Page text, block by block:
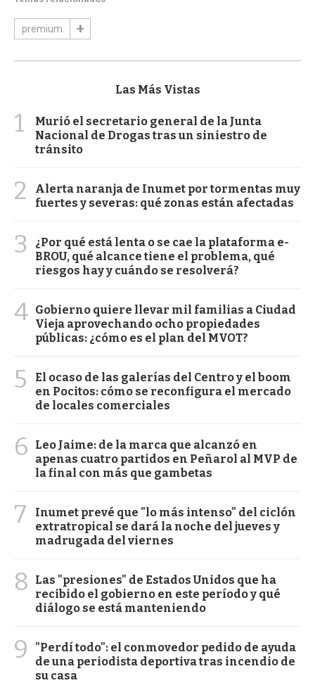
premium
Las Más Vistas
1
Murió el secretario general de la Junta
Nacional de Drogas tras un siniestro de
tránsito
2
Alerta naranja de Inumet por tormentas muy
fuertes y severas: qué zonas están afectadas
3
¿Por qué está lenta o se cae la plataforma e-
BROU, qué alcance tiene el problema, qué
riesgos hay y cuándo se resolverá?
4 Gobierno quiere llevar mil familias a Ciudad
Vieja aprovechando ocho propiedades
públicas: ¿cómo es el plan del MVOT?
5
El ocaso de las galerías del Centro y el boom
en Pocitos: cómo se reconfigura el mercado
de locales comerciales
6
Leo Jaime: de la marca que alcanzó en
apenas cuatro partidos en Peñarol al MVP de
la final con más que gambetas
7
Inumet prevé que "lo más intenso" del ciclón
extratropical se dará la noche del jueves y
madrugada del viernes
8
Las "presiones" de Estados Unidos que ha
recibido el gobierno en este período y qué
diálogo se está manteniendo
9
"Perdí todo": el conmovedor pedido de ayuda
de una periodista deportiva tras incendio de
su casa